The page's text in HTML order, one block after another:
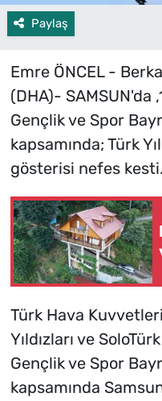
Paylaş
Emre ÖNCEL -
(DHA)- SAMSUN'da
Gençlik ve Spor
kapsamında; Türk
gösterisi nefes kesti.
Türk Hava
Yıldızları ve
Gençlik ve Spor
kapsamında